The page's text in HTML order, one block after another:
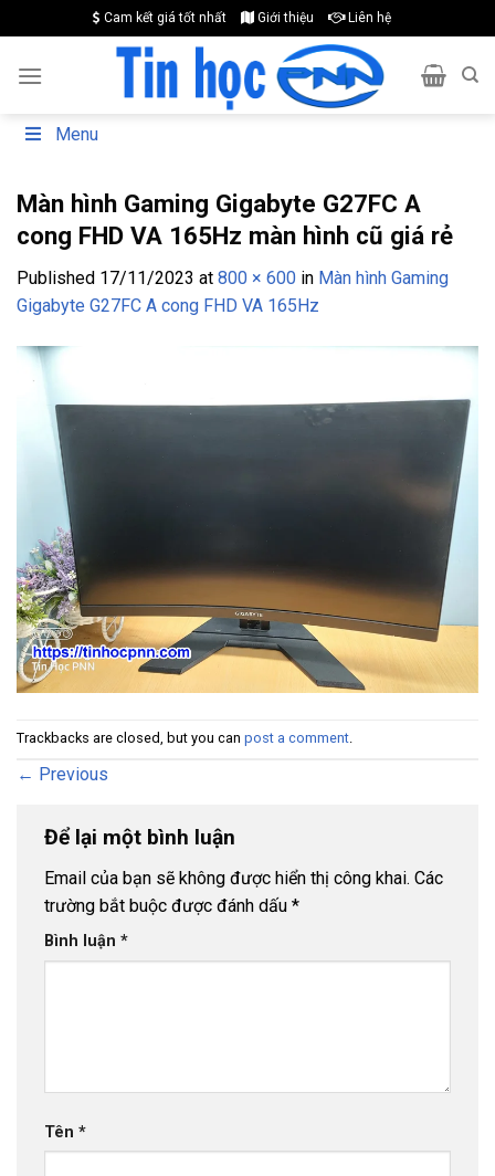
to
content
Cam kết giá tốt nhất Giới thiệu Liên hệ
Menu
Màn hình Gaming Gigabyte G27FC A
cong FHD VA 165Hz màn hình cũ giá rẻ
Published 17/11/2023 at 800 × 600 in Màn hình Gaming
Gigabyte G27FC A cong FHD VA 165Hz
Trackbacks are closed, but you can post a comment.
← Previous
Để lại một bình luận
Email của bạn sẽ không được hiển thị công khai. Các
trường bắt buộc được đánh dấu *
Bình luận *
Tên *